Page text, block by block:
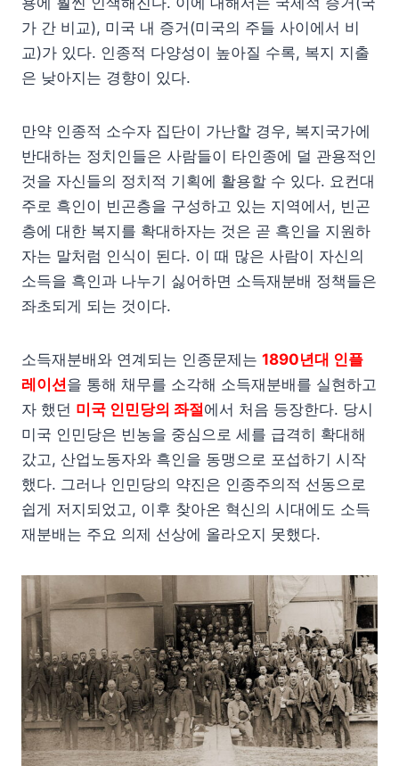
가 간 비교), 미국 내 증거(미국의 주들 사이에서 비
교)가 있다. 인종적 다양성이 높아질 수록, 복지 지출
은 낮아지는 경향이 있다.
만약 인종적 소수자 집단이 가난할 경우, 복지국가에
반대하는 정치인들은 사람들이 타인종에 덜 관용적인
것을 자신들의 정치적 기획에 활용할 수 있다. 요컨대
주로 흑인이 빈곤층을 구성하고 있는 지역에서, 빈곤
층에 대한 복지를 확대하자는 것은 곧 흑인을 지원하
자는 말처럼 인식이 된다. 이 때 많은 사람이 자신의
소득을 흑인과 나누기 싫어하면 소득재분배 정책들은
좌초되게 되는 것이다.
소득재분배와 연계되는 인종문제는 1890년대 인플
레이션을 통해 채무를 소각해 소득재분배를 실현하고
자 했던 미국 인민당의 좌절에서 처음 등장한다. 당시
미국 인민당은 빈농을 중심으로 세를 급격히 확대해
갔고, 산업노동자와 흑인을 동맹으로 포섭하기 시작
했다. 그러나 인민당의 약진은 인종주의적 선동으로
쉽게 저지되었고, 이후 찾아온 혁신의 시대에도 소득
재분배는 주요 의제 선상에 올라오지 못했다.